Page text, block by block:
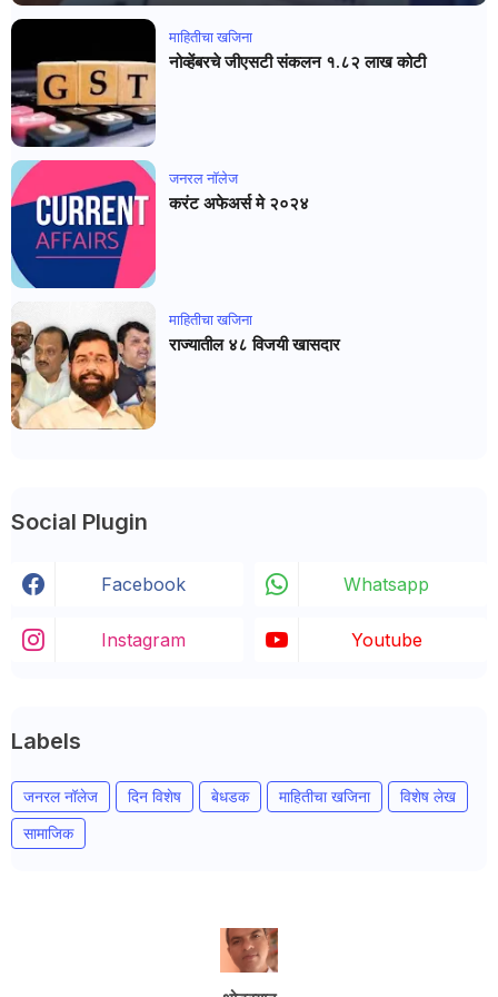
माहितीचा खजिना
नोव्हेंबरचे जीएसटी संकलन १.८२ लाख कोटी
जनरल नाॅलेज
करंट अफेअर्स मे २०२४
माहितीचा खजिना
राज्यातील ४८ विजयी खासदार
Social Plugin
Facebook Whatsapp
Instagram Youtube
Labels
जनरल नॉलेज दिन विशेष बेधडक माहितीचा खजिना
विशेष लेख
सामाजिक